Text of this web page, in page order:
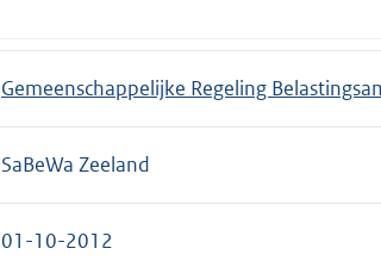
Gemeenschappelijke Regeling
SaBeWa Zeeland
01-10-2012